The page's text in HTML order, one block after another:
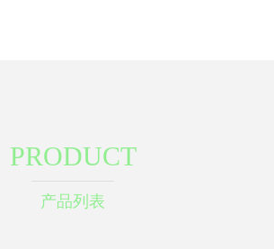
PRODUCT
产品列表